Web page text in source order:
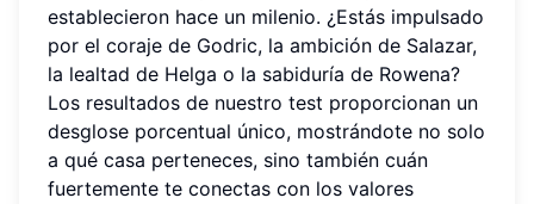
establecieron hace un milenio. ¿Estás impulsado
por el coraje de Godric, la ambición de Salazar,
la lealtad de Helga o la sabiduría de Rowena?
Los resultados de nuestro test proporcionan un
desglose porcentual único, mostrándote no solo
a qué casa perteneces, sino también cuán
fuertemente te conectas con los valores